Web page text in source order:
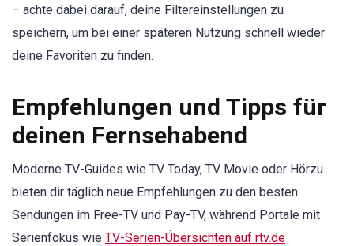
– achte dabei darauf, deine Filtereinstellungen zu
speichern, um bei einer späteren Nutzung schnell wieder
deine Favoriten zu finden.
Empfehlungen und Tipps für
deinen Fernsehabend
Moderne TV-Guides wie TV Today, TV Movie oder Hörzu
bieten dir täglich neue Empfehlungen zu den besten
Sendungen im Free-TV und Pay-TV, während Portale mit
Serienfokus wie TV-Serien-Übersichten auf rtv.de